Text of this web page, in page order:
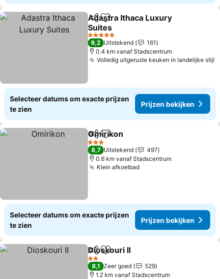
DelenToevoegen aan favorieten
Adastra Ithaca Luxury
Suites
Prijzen bekijken
5 Sterren
9,2 Uitstekend
161
0.4 km vanaf Stadscentrum
Volledig uitgeruste keuken in landelijke stijl
Selecteer datums om exacte prijzen
te zien
Prijzen bekijken
DelenToevoegen aan favorieten
Omirikon
3 Sterren
8,7 Uitstekend
497
0.6 km vanaf Stadscentrum
Klein afkoelbadPrijzen bekijken
Selecteer datums om exacte prijzen
te zien
Prijzen bekijken
DelenToevoegen aan favorieten
Dioskouri II
2 Sterren
8,1 Zeer goed
529
1.2 km vanaf Stadscentrum